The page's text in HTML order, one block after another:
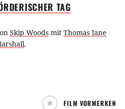
TAG
Skip Woods mit Thomas Jane
.
FILM VORMERKEN